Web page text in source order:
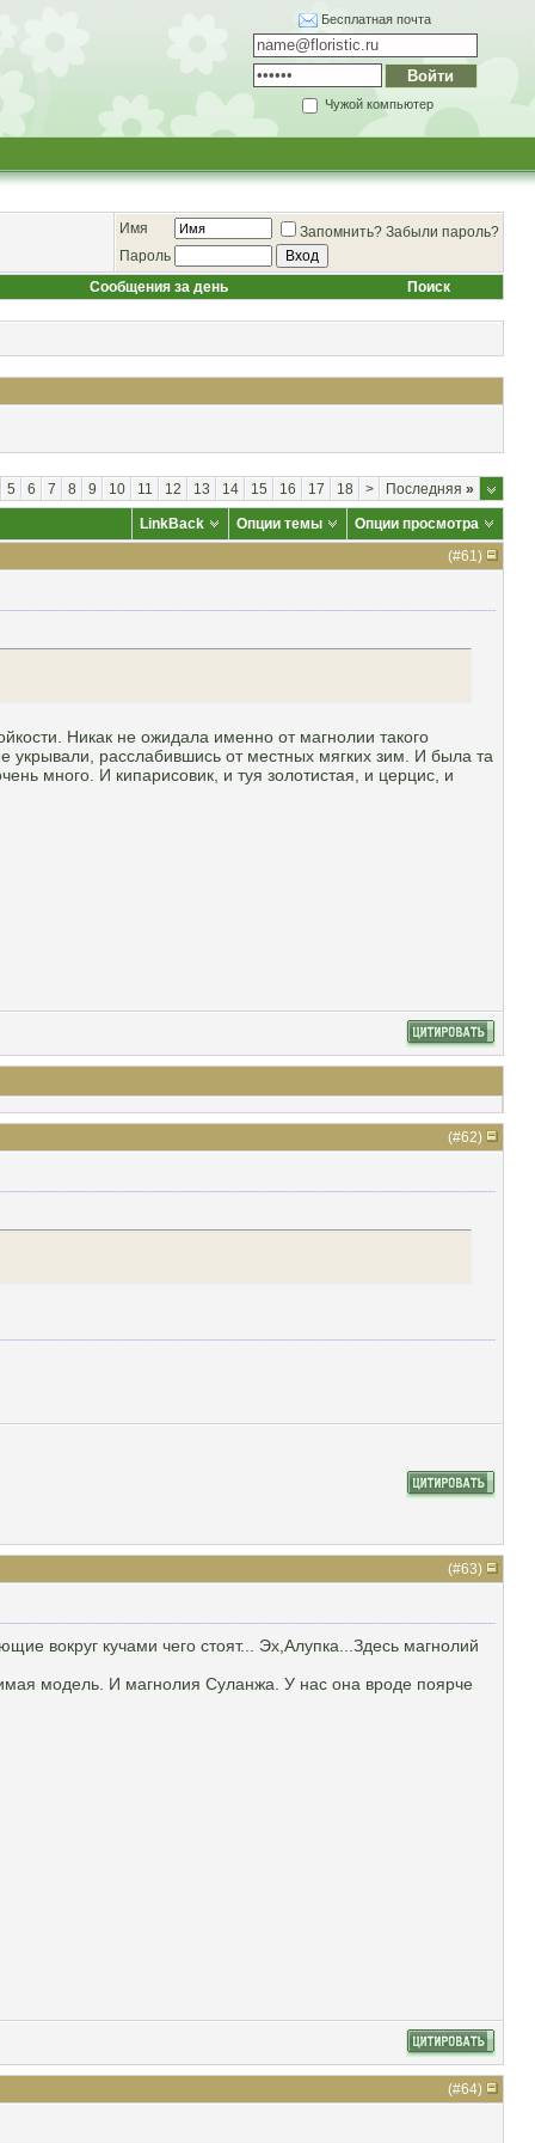
Бесплатная почта
Чужой компьютер
Имя Запомнить? Забыли пароль?
Пароль
Сообщения за день Поиск
5 6 7 8 9 10 11 12 13 14 15 16 17 18 > Последняя »
LinkBack Опции темы
Опции просмотра
(#61)
Никак не ожидала именно от магнолии такого
укрывали, расслабившись от местных мягких зим. И была та
много. И кипарисовик, и туя золотистая, и церцис, и
(#62)
(#63)
вокруг кучами чего стоят... Эх,Алупка...Здесь магнолий
модель. И магнолия Суланжа. У нас она вроде поярче
(#64)